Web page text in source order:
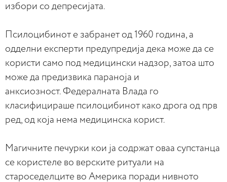
избори со депресијата.
Псилоцибинот е забранет од 1960 година, а
одделни експерти предупредија дека може да се
користи само под медицински надзор, затоа што
може да предизвика параноја и
анксиозност. Федералната Влада го
класифицираше псилоцибинот како дрога од прв
ред, од која нема медицинска корист.
Магичните печурки кои ја содржат оваа супстанца
се користеле во верските ритуали на
староседелците во Америка поради нивното